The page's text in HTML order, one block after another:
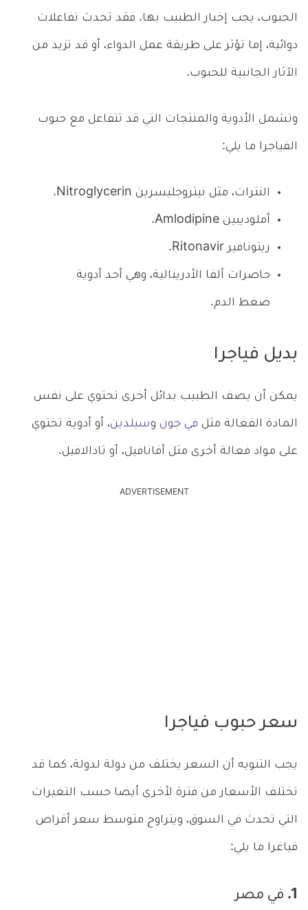
الحبوب، يجب إخبار الطبيب بها. فقد تحدث تفاعلات
دوائية، إما تؤثر على طريقة عمل الدواء، أو قد تزيد من
الآثار الجانبية للحبوب.
وتشمل الأدوية والمنتجات التي قد تتفاعل مع حبوب
الفياجرا ما يلي:
النترات، مثل نيتروجليسرين Nitroglycerin.
أملوديبين Amlodipine.
ريتونافير Ritonavir.
حاصرات ألفا الأدرينالية، وهي أحد أدوية
ضغط الدم.
بديل فياجرا
يمكن أن يصف الطبيب بدائل أخرى تحتوي على نفس
المادة الفعالة مثل في جون وسيلدين، أو أدوية تحتوي
على مواد فعالة أخرى مثل أفانافيل، أو تادالافيل.
ADVERTISEMENT
سعر حبوب فياجرا
يجب التنويه أن السعر يختلف من دولة لدولة، كما قد
تختلف الأسعار من فترة لأخرى أيضا حسب التغيرات
التي تحدث في السوق، ويتراوح متوسط سعر أقراص
فياغرا ما يلي:
1. في مصر